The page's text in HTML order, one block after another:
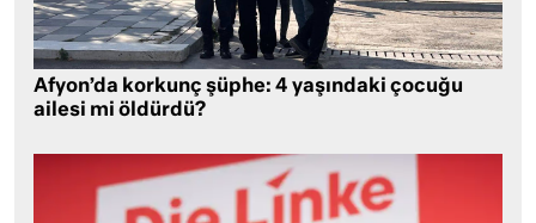
Afyon’da korkunç şüphe: 4 yaşındaki çocuğu
ailesi mi öldürdü?